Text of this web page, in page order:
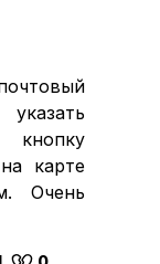
карте
Очень